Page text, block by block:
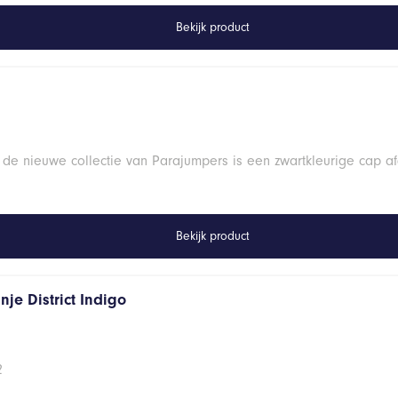
Bekijk product
nieuwe collectie van Parajumpers is een zwartkleurige cap
Bekijk product
District Indigo